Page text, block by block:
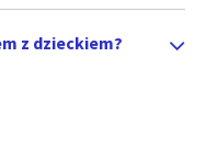
z dzieckiem?